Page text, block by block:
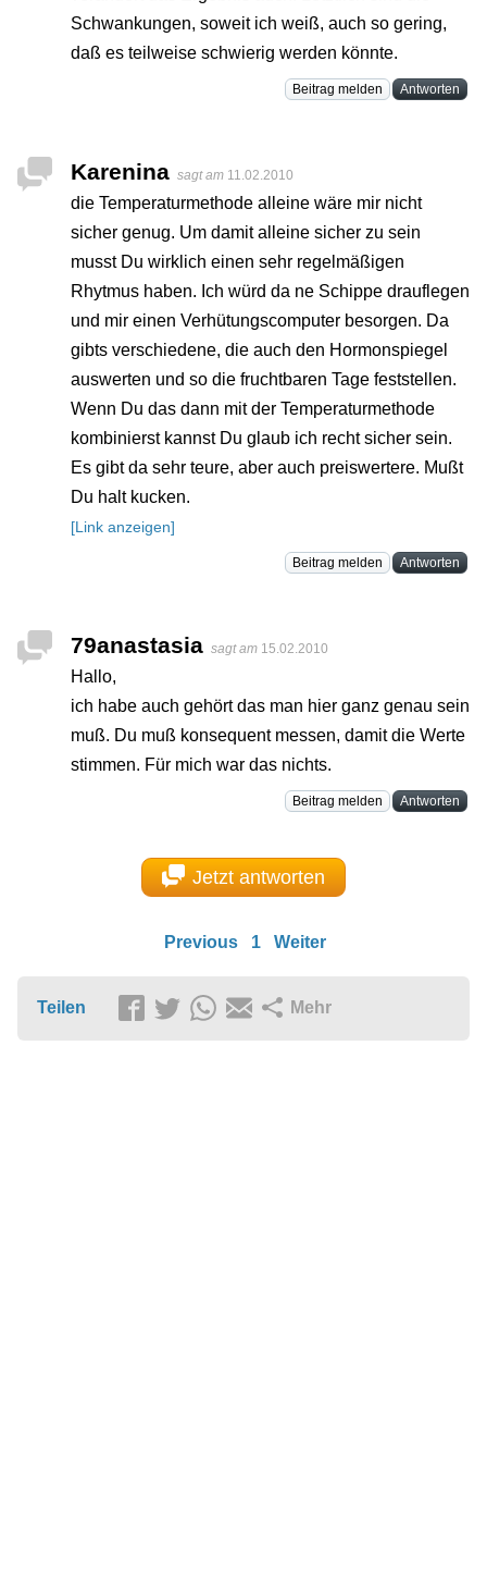
Schwankungen, soweit ich weiß, auch so gering,
daß es teilweise schwierig werden könnte.
Beitrag melden Antworten
Karenina sagt am 11.02.2010
die Temperaturmethode alleine wäre mir nicht
sicher genug. Um damit alleine sicher zu sein
musst Du wirklich einen sehr regelmäßigen
Rhytmus haben. Ich würd da ne Schippe drauflegen
und mir einen Verhütungscomputer besorgen. Da
gibts verschiedene, die auch den Hormonspiegel
auswerten und so die fruchtbaren Tage feststellen.
Wenn Du das dann mit der Temperaturmethode
kombinierst kannst Du glaub ich recht sicher sein.
Es gibt da sehr teure, aber auch preiswertere. Mußt
Du halt kucken.
[Link anzeigen]
Beitrag melden Antworten
79anastasia sagt am 15.02.2010
Hallo,
ich habe auch gehört das man hier ganz genau sein
muß. Du muß konsequent messen, damit die Werte
stimmen. Für mich war das nichts.
Beitrag melden Antworten
Jetzt antworten
Previous 1 Weiter
Teilen Mehr